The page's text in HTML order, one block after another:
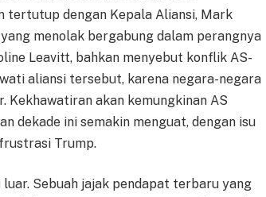
tertutup dengan Kepala Aliansi, Mark
menolak bergabung dalam perangnya
Leavitt, bahkan menyebut konflik AS-
aliansi tersebut, karena negara-negara
Kekhawatiran akan kemungkinan AS
dekade ini semakin menguat, dengan isu
Trump.
Sebuah jajak pendapat terbaru yang